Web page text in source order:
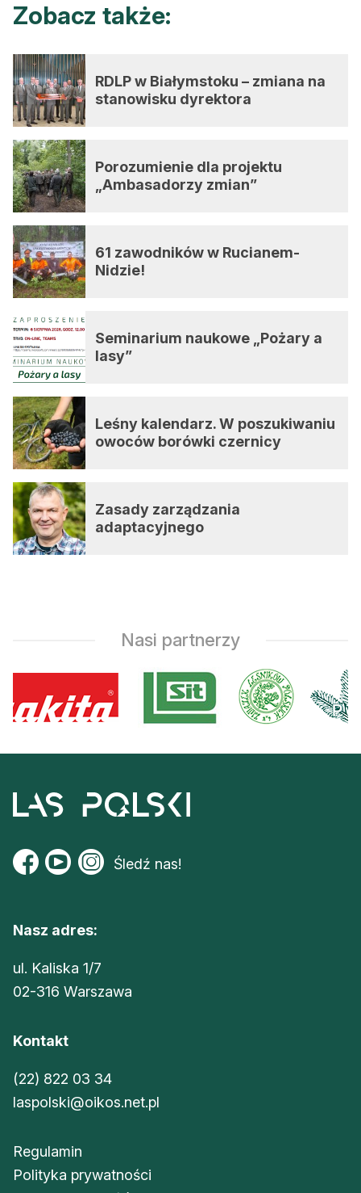
Zobacz także:
RDLP w Białymstoku – zmiana na
stanowisku dyrektora
Porozumienie dla projektu
„Ambasadorzy zmian”
61 zawodników w Rucianem-
Nidzie!
Seminarium naukowe „Pożary a
lasy”
Leśny kalendarz. W poszukiwaniu
owoców borówki czernicy
Zasady zarządzania
adaptacyjnego
Nasi partnerzy
Śledź nas!
Nasz adres:
ul. Kaliska 1/7
02-316 Warszawa
Kontakt
(22) 822 03 34
laspolski@oikos.net.pl
Regulamin
Polityka prywatności